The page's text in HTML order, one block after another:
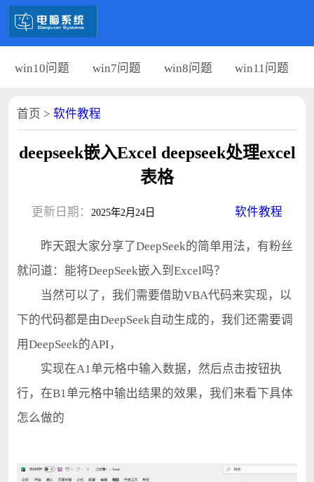
win10问题 win7问题 win8问题 win11问题
首页 > 软件教程
deepseek嵌入Excel deepseek处理excel
表格
更新日期： 2025年2月24日 软件教程
昨天跟大家分享了DeepSeek的简单用法，有粉丝
就问道：能将DeepSeek嵌入到Excel吗？
当然可以了，我们需要借助VBA代码来实现，以
下的代码都是由DeepSeek自动生成的，我们还需要调
用DeepSeek的API，
实现在A1单元格中输入数据，然后点击按钮执
行，在B1单元格中输出结果的效果，我们来看下具体
怎么做的